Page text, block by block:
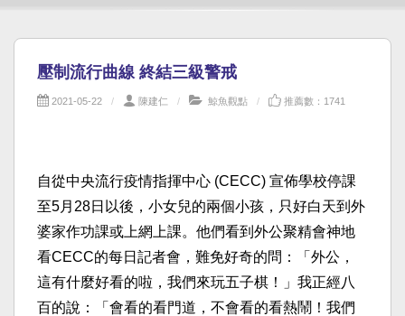
壓制流行曲線 終結三級警戒
2021-05-22 陳建仁 鯨魚觀點 推薦數：1741
自從中央流行疫情指揮中心 (CECC) 宣佈學校停課
至5月28日以後，小女兒的兩個小孩，只好白天到外
婆家作功課或上網上課。他們看到外公聚精會神地
看CECC的每日記者會，難免好奇的問：「外公，
這有什麼好看的啦，我們來玩五子棋！」我正經八
百的說：「會看的看門道，不會看的看熱鬧！我們